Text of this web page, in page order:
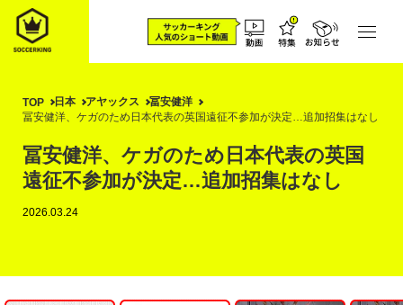
TOP 日本 アヤックス
冨安健洋
冨安健洋、ケガのため日本代表の英国遠征不参加が決定…追加招集はなし
冨安健洋、ケガのため日本代表の英国
遠征不参加が決定…追加招集はなし
2026.03.24